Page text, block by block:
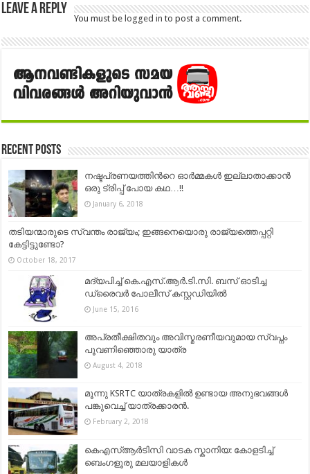
Leave a Reply
You must belogged in to post a comment.
Recent Posts
നഷ്ടപ്രണയത്തിന്‍റെ ഓര്‍മ്മകള്‍ ഇല്ലാതാക്കാന്‍
ഒരു ട്രിപ്പ് പോയ കഥ…!!
January 6, 2018
തടിയന്മാരുടെ സ്വന്തം രാജ്യം; ഇങ്ങനെയൊരു രാജ്യത്തെപ്പറ്റി
കേട്ടിട്ടുണ്ടോ?
October 18, 2017
മദ്യപിച്ച് കെ.എസ്.ആര്‍.ടി.സി. ബസ് ഓടിച്ച
ഡ്രൈവര്‍ പോലീസ് കസ്റ്റഡിയില്‍
June 15, 2016
അപ്രതീക്ഷിതവും അവിസ്മരണീയവുമായ സ്വപ്നം
പൂവണിഞ്ഞൊരു യാത്ര
August 4, 2018
മൂന്നു KSRTC യാത്രകളില്‍ ഉണ്ടായ അനുഭവങ്ങള്‍
പങ്കുവെച്ച് യാത്രക്കാരന്‍.
February 2, 2018
കെഎസ്ആര്‍ടിസി വാടക സ്കാനിയ: കോളടിച്ച്
ബെംഗളൂരു മലയാളികൾ